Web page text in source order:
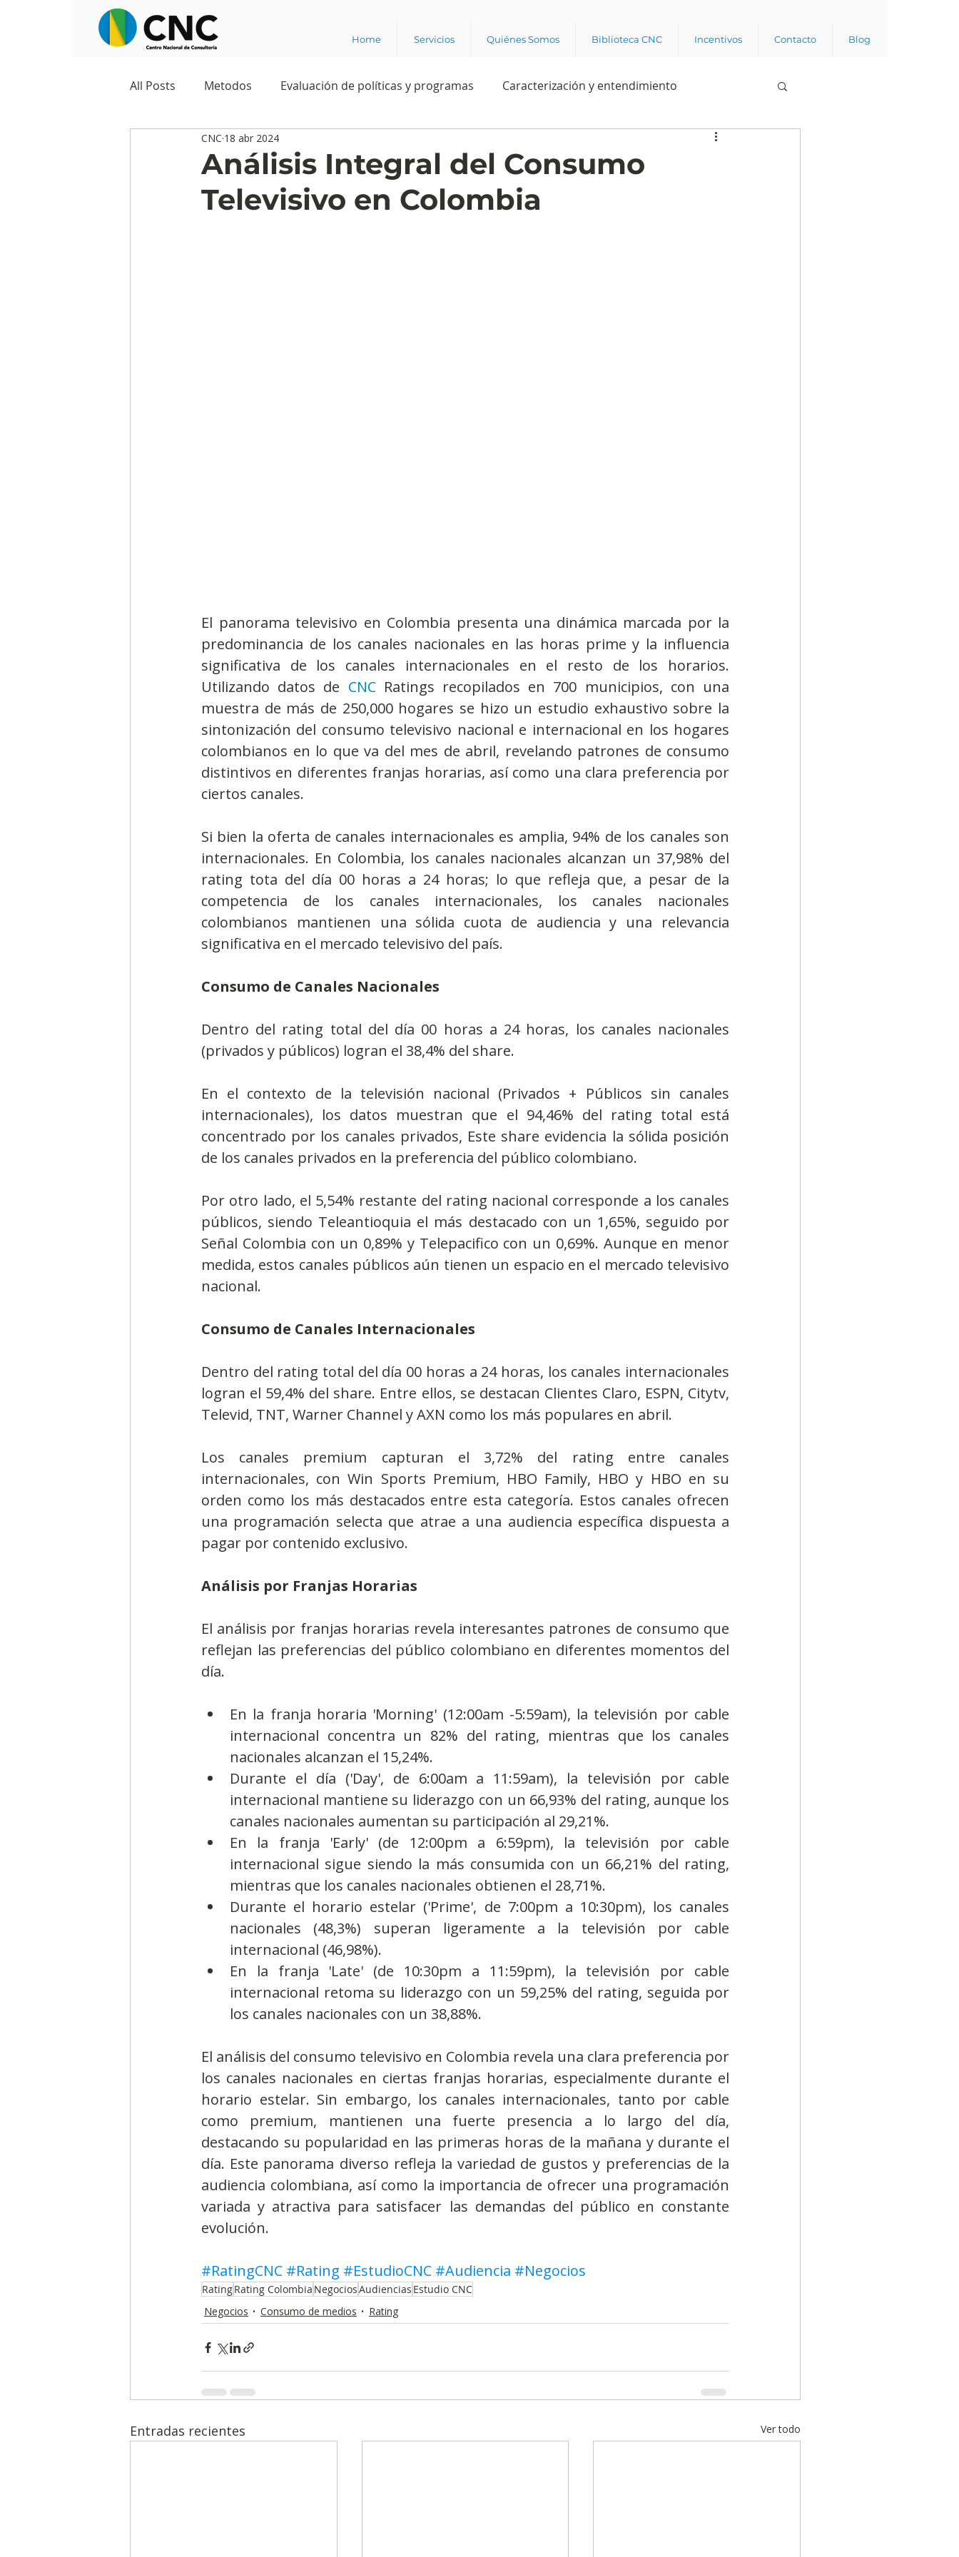
Home Servicios Quiénes Somos Biblioteca CNC Incentivos Contacto Blog
All Posts Metodos Evaluación de políticas y programas Caracterización y entendimiento
Observatorios sociales Business analytics
Predicciones y tendencias Rating Política Intención de voto
Análisis Integral del Consumo
Televisivo en Colombia
CNC 18 abr 2024
El panorama televisivo en Colombia presenta una dinámica marcada por la
predominancia de los canales nacionales en las horas prime y la influencia
significativa de los canales internacionales en el resto de los horarios.
Utilizando datos de CNC Ratings recopilados en 700 municipios, con una
muestra de más de 250,000 hogares se hizo un estudio exhaustivo sobre la
sintonización del consumo televisivo nacional e internacional en los hogares
colombianos en lo que va del mes de abril, revelando patrones de consumo
distintivos en diferentes franjas horarias, así como una clara preferencia por
ciertos canales.
Si bien la oferta de canales internacionales es amplia, 94% de los canales son
internacionales. En Colombia, los canales nacionales alcanzan un 37,98% del
rating tota del día 00 horas a 24 horas; lo que refleja que, a pesar de la
competencia de los canales internacionales, los canales nacionales
colombianos mantienen una sólida cuota de audiencia y una relevancia
significativa en el mercado televisivo del país.
Consumo de Canales Nacionales
Dentro del rating total del día 00 horas a 24 horas, los canales nacionales
(privados y públicos) logran el 38,4% del share.
En el contexto de la televisión nacional (Privados + Públicos sin canales
internacionales), los datos muestran que el 94,46% del rating total está
concentrado por los canales privados, Este share evidencia la sólida posición
de los canales privados en la preferencia del público colombiano.
Por otro lado, el 5,54% restante del rating nacional corresponde a los canales
públicos, siendo Teleantioquia el más destacado con un 1,65%, seguido por
Señal Colombia con un 0,89% y Telepacifico con un 0,69%. Aunque en menor
medida, estos canales públicos aún tienen un espacio en el mercado televisivo
nacional.
Consumo de Canales Internacionales
Dentro del rating total del día 00 horas a 24 horas, los canales internacionales
logran el 59,4% del share. Entre ellos, se destacan Clientes Claro, ESPN, Citytv,
Televid, TNT, Warner Channel y AXN como los más populares en abril.
Los canales premium capturan el 3,72% del rating entre canales
internacionales, con Win Sports Premium, HBO Family, HBO y HBO en su
orden como los más destacados entre esta categoría. Estos canales ofrecen
una programación selecta que atrae a una audiencia específica dispuesta a
pagar por contenido exclusivo.
Análisis por Franjas Horarias
El análisis por franjas horarias revela interesantes patrones de consumo que
reflejan las preferencias del público colombiano en diferentes momentos del
día.
En la franja horaria 'Morning' (12:00am -5:59am), la televisión por cable
internacional concentra un 82% del rating, mientras que los canales
nacionales alcanzan el 15,24%.
Durante el día ('Day', de 6:00am a 11:59am), la televisión por cable
internacional mantiene su liderazgo con un 66,93% del rating, aunque los
canales nacionales aumentan su participación al 29,21%.
En la franja 'Early' (de 12:00pm a 6:59pm), la televisión por cable
internacional sigue siendo la más consumida con un 66,21% del rating,
mientras que los canales nacionales obtienen el 28,71%.
Durante el horario estelar ('Prime', de 7:00pm a 10:30pm), los canales
nacionales (48,3%) superan ligeramente a la televisión por cable
internacional (46,98%).
En la franja 'Late' (de 10:30pm a 11:59pm), la televisión por cable
internacional retoma su liderazgo con un 59,25% del rating, seguida por
los canales nacionales con un 38,88%.
El análisis del consumo televisivo en Colombia revela una clara preferencia por
los canales nacionales en ciertas franjas horarias, especialmente durante el
horario estelar. Sin embargo, los canales internacionales, tanto por cable
como premium, mantienen una fuerte presencia a lo largo del día,
destacando su popularidad en las primeras horas de la mañana y durante el
día. Este panorama diverso refleja la variedad de gustos y preferencias de la
audiencia colombiana, así como la importancia de ofrecer una programación
variada y atractiva para satisfacer las demandas del público en constante
evolución.
#RatingCNC #Rating #EstudioCNC #Audiencia #Negocios
RatingRating Colombia NegociosAudiencias Estudio CNC
Negocios
Consumo de medios Rating
Entradas recientes Ver todo